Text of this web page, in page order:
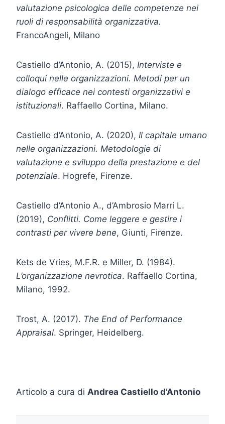
valutazione psicologica delle competenze nei
ruoli di responsabilità organizzativa.
FrancoAngeli, Milano
Castiello d’Antonio, A. (2015), Interviste e
colloqui nelle organizzazioni. Metodi per un
dialogo efficace nei contesti organizzativi e
istituzionali. Raffaello Cortina, Milano.
Castiello d’Antonio, A. (2020), Il capitale umano
nelle organizzazioni. Metodologie di
valutazione e sviluppo della prestazione e del
potenziale. Hogrefe, Firenze.
Castiello d’Antonio A., d’Ambrosio Marri L.
(2019), Conflitti. Come leggere e gestire i
contrasti per vivere bene, Giunti, Firenze.
Kets de Vries, M.F.R. e Miller, D. (1984).
L’organizzazione nevrotica. Raffaello Cortina,
Milano, 1992.
Trost, A. (2017). The End of Performance
Appraisal. Springer, Heidelberg.
Articolo a cura di Andrea Castiello d’Antonio